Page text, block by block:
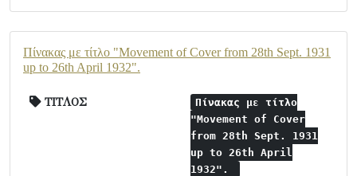
Πίνακας με τίτλο "Movement of Cover from 28th Sept. 1931
up to 26th April 1932".
ΤΙΤΛΟΣ
Πίνακας με τίτλο
"Movement of Cover
from 28th Sept. 1931
up to 26th April
1932".